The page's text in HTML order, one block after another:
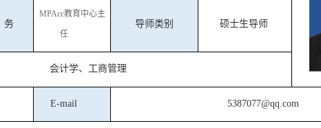
务
MPAcc教育中心主
任
导师类别 硕士生导师
会计学、工商管理
E-mail 5387077@qq.com